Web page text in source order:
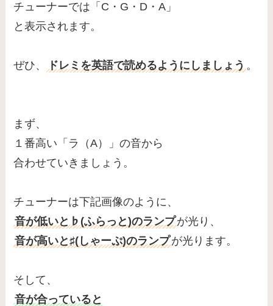
チューナーでは「C・G・D・A」
と表示されます。
ぜひ、 ドレミを英語で読めるようにしましょう 。
まず、
１番高い「ラ（A）」の音から
合わせていきましょう。
チューナーは下記画像のように、
音が低いと♭(ふらっと)のランプが光り、
音が高いと♯(しゃーぷ)のランプが光ります。
そして、
音が合っていると